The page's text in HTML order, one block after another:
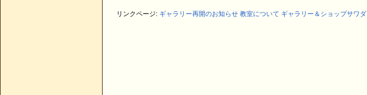
リンクページ: ギャラリー再開のお知らせ 教室について ギャラリー＆ショップサワダ